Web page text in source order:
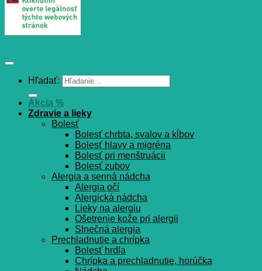
Hľadať:
Akcia %
Zdravie a lieky
Bolesť
Bolesť chrbta, svalov a kĺbov
Bolesť hlavy a migréna
Bolesť pri menštruácii
Bolesť zubov
Alergia a senná nádcha
Alergia očí
Alergická nádcha
Lieky na alergiu
Ošetrenie kože pri alergii
Slnečná alergia
Prechladnutie a chrípka
Bolesť hrdla
Chrípka a prechladnutie, horúčka